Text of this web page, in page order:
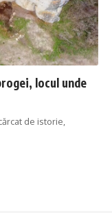
locul unde
de istorie,